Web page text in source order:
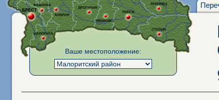
Ваше местоположение: